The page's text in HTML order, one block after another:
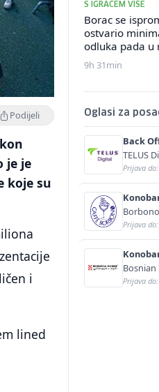
Podijeli
je je
koje su
i
lined
S IGRAČEM VIŠE
Borac se
ostvario
odluka pada u
9h 31min
Oglasi za
Back
(m/f)
TELUS
Prijava
Borbono
Prijava
Prijava